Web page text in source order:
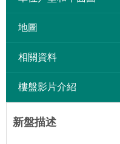
地圖
相關資料
樓盤影片介紹
新盤描述